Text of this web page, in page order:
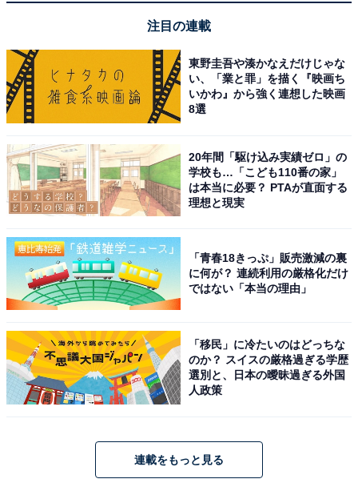
1位にランクインしたのは、北川景子さんです。北川さ
んをバリキャリ上司として印象づけたのは、水曜ドラマ
『家売るオンナ』（日本テレビ系）シリーズの影響が大
きいでしょう。
「私に売れない家はありません」という決めぜりふがお
なじみの、不動産仲介会社のスーパー営業ウーマンを怪
演し話題となりました。有無を言わさず部下に指示を出
し、お客をも丸め込む鉄仮面っぷりは痛快です。
2020年公開の人気漫画の実写化映画『約束のネバーラン
ド』では一変、孤児院の子どもたちを育てるトップオブ
トップのママ役に。完璧に仕事をこなす姿や狂気の演技
回答コメントでは「上司って感じ。指示されたことなん
でもやっちゃう」（20代女性）、「裏表なく的確に判断
注目の連載
東野圭吾や湊かなえだけじゃな
い、「業と罪」を描く『映画ち
いかわ』から強く連想した映画
8選
20年間「駆け込み実績ゼロ」の
学校も…「こども110番の家」
は本当に必要？ PTAが直面する
理想と現実
「青春18きっぷ」販売激減の裏
に何が？ 連続利用の厳格化だけ
ではない「本当の理由」
「移民」に冷たいのはどっちな
のか？ スイスの厳格過ぎる学歴
選別と、日本の曖昧過ぎる外国
人政策
連載をもっと見る